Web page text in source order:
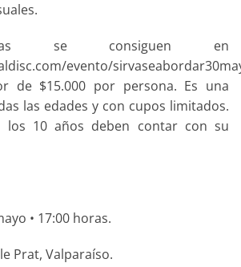
se consiguen en
evento/
de $15.000 por persona. Es una
las edades y con cupos limitados.
los 10 años deben contar con su
• 17:00 horas.
Prat, Valparaíso.